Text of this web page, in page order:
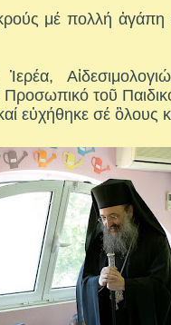
μέ πολλή ἀγάπη
τοῦ
εὐχήθηκε σέ ὃλους